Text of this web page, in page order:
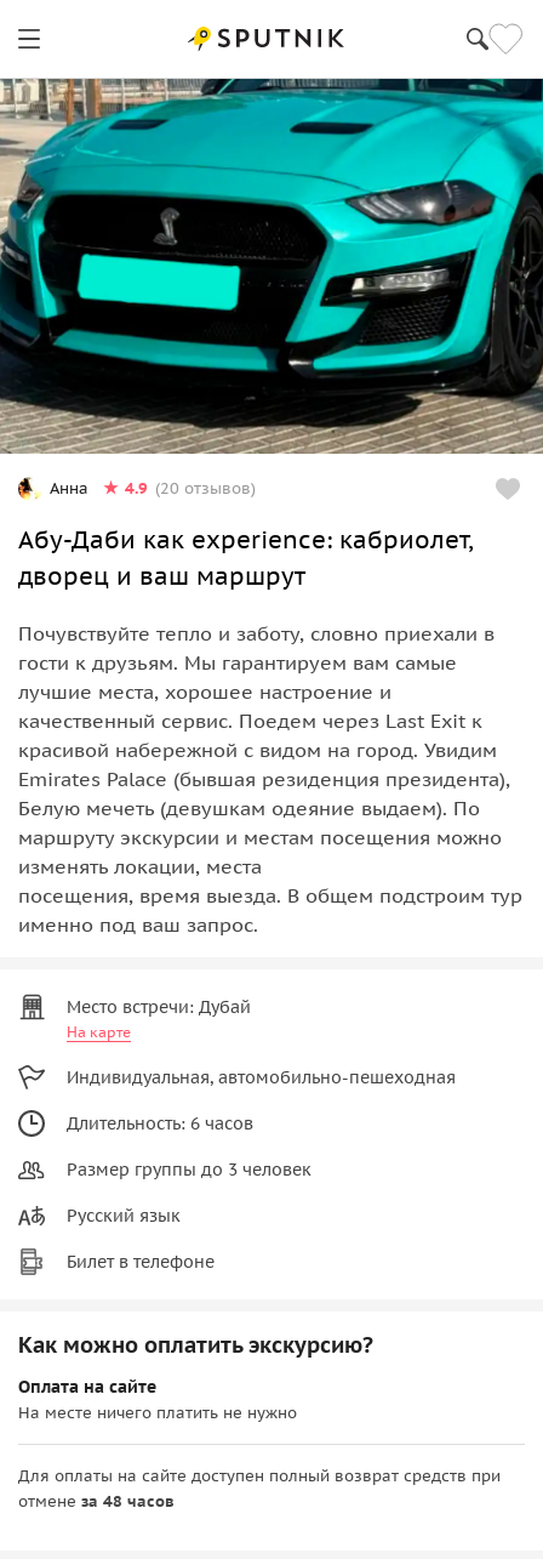
Анна 4.9 (20 отзывов)
Абу-Даби как experience: кабриолет,
дворец и ваш маршрут
Почувствуйте тепло и заботу, словно приехали в
гости к друзьям. Мы гарантируем вам самые
лучшие места, хорошее настроение и
качественный сервис. Поедем через Last Exit к
красивой набережной с видом на город. Увидим
Emirates Palace (бывшая резиденция президента),
Белую мечеть (девушкам одеяние выдаем). По
маршруту экскурсии и местам посещения можно
изменять локации, места
посещения, время выезда. В общем подстроим тур
именно под ваш запрос.
Место встречи: Дубай
На карте
Индивидуальная, автомобильно-пешеходная
Длительность: 6 часов
Размер группы до 3 человек
Русский язык
Билет в телефоне
Как можно оплатить экскурсию?
Оплата на сайте
На месте ничего платить не нужно
Для оплаты на сайте доступен полный возврат средств при
отмене за 48 часов